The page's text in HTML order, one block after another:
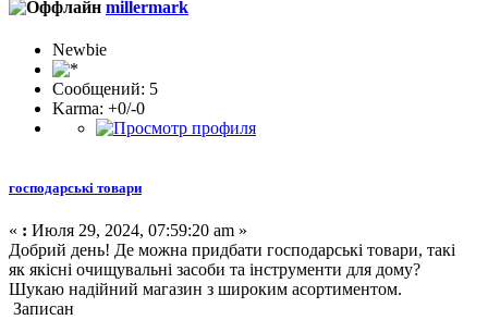
millermark
Newbie
Сообщений: 5
Karma: +0/-0
господарські товари
« : Июля 29, 2024, 07:59:20 am »
Добрий день! Де можна придбати господарські товари, такі
як якісні очищувальні засоби та інструменти для дому?
Шукаю надійний магазин з широким асортиментом.
Записан